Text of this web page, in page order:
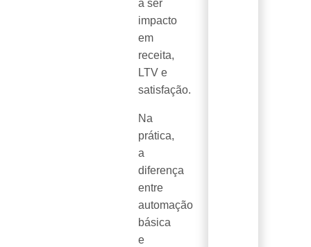
a ser
impacto
em
receita,
LTV e
satisfação.
Na
prática,
a
diferença
entre
automação
básica
e